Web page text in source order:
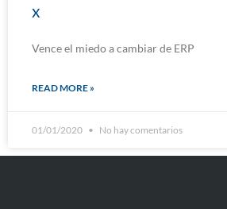
x
Vence el miedo a cambiar de ERP
READ MORE »
01/01/2020 No hay comentarios